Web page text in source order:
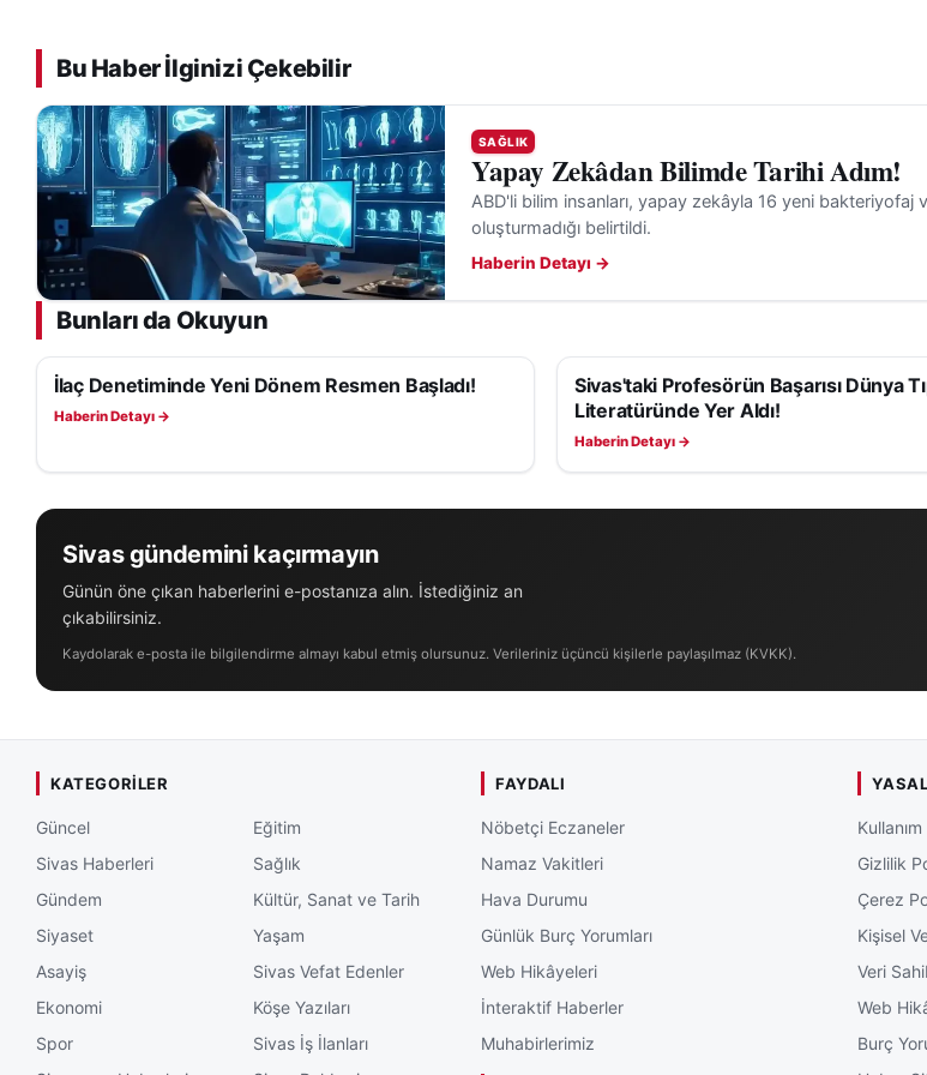
Bu Haber İlginizi Çekebilir
SAĞLIK
Yapay Zekâdan Bilimde Tarihi Adım!
ABD'li bilim insanları, yapay zekâyla 16 yeni bakteriyofaj
oluşturmadığı belirtildi.
Haberin Detayı →
Bunları da Okuyun
SAĞLIK
İlaç Denetiminde Yeni Dönem Resmen Başladı!
Haberin Detayı →
SAĞLIK
Sivas'taki Profesörün Başarısı Dünya
Literatüründe Yer Aldı!
Haberin Detayı →
Sivas gündemini kaçırmayın
Günün öne çıkan haberlerini e-postanıza alın. İstediğiniz an
çıkabilirsiniz.
Kaydolarak e-posta ile bilgilendirme almayı kabul etmiş olursunuz. Verileriniz üçüncü kişilerle paylaşılmaz (KVKK).
KATEGORILER
Güncel
Sivas Haberleri
Gündem
Siyaset
Asayiş
Ekonomi
Spor
Eğitim
Sağlık
Kültür, Sanat ve Tarih
Yaşam
Sivas Vefat Edenler
Köşe Yazıları
Sivas İş İlanları
FAYDALI
Nöbetçi Eczaneler
Namaz Vakitleri
Hava Durumu
Günlük Burç Yorumları
Web Hikâyeleri
İnteraktif Haberler
Muhabirlerimiz
YASAL
Gizlilik
Çerez
Kişisel
Veri
Web
Burç